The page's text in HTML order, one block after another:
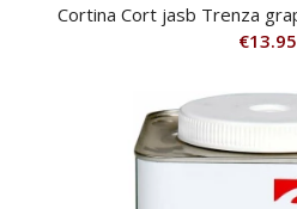
Cortina Cort jasb Trenza
€13.95